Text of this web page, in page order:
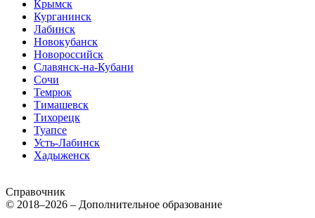
Крымск
Курганинск
Лабинск
Новокубанск
Новороссийск
Славянск-на-Кубани
Сочи
Темрюк
Тимашевск
Тихорецк
Туапсе
Усть-Лабинск
Хадыженск
Справочник
© 2018–2026 – Дополнительное образование